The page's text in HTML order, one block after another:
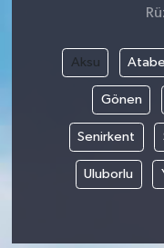
Aksu
Gönen
Senirkent
Uluborlu